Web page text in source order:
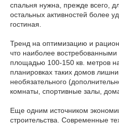
спальня нужна, прежде всего,
остальных активностей более
гостиная.
Тренд на оптимизацию и
что наиболее
площадью 100-150 кв. метров
планировках таких домов
необязательного
комнаты, спортивные залы,
Еще одним источником
строительства. Современные